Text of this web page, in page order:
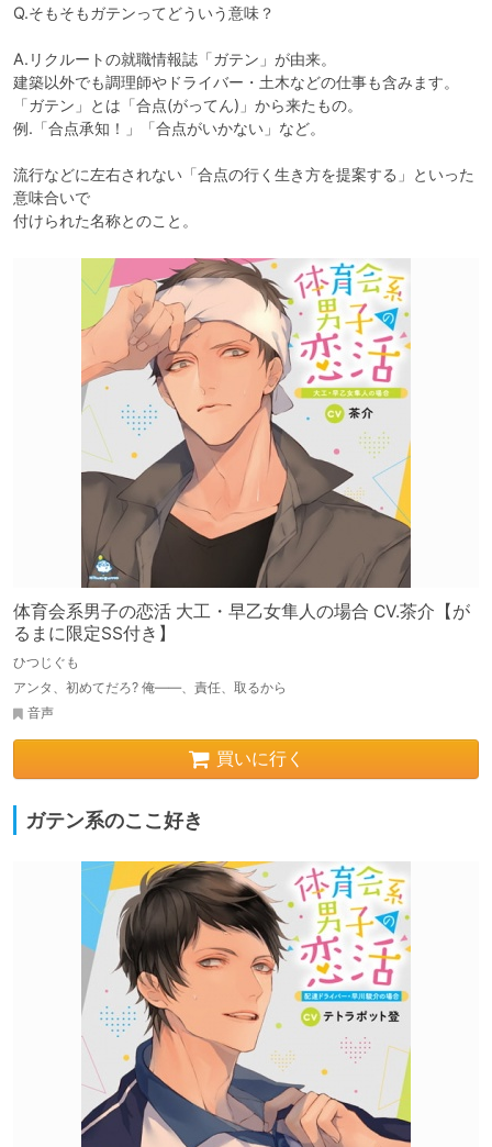
Q.そもそもガテンってどういう意味？
A.リクルートの就職情報誌「ガテン」が由来。
建築以外でも調理師やドライバー・土木などの仕事も含みます。
「ガテン」とは「合点(がってん)」から来たもの。
例.「合点承知！」「合点がいかない」など。
流行などに左右されない「合点の行く生き方を提案する」といった
意味合いで
付けられた名称とのこと。
体育会系男子の恋活 大工・早乙女隼人の場合 CV.茶介【が
るまに限定SS付き】
ひつじぐも
アンタ、初めてだろ? 俺――、責任、取るから
音声
買いに行く
ガテン系のここ好き